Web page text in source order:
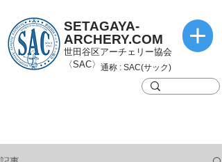
SETAGAYA-
ARCHERY.COM
世田谷区アーチェリー協会
〈SAC〉 通称 : SAC(サック)